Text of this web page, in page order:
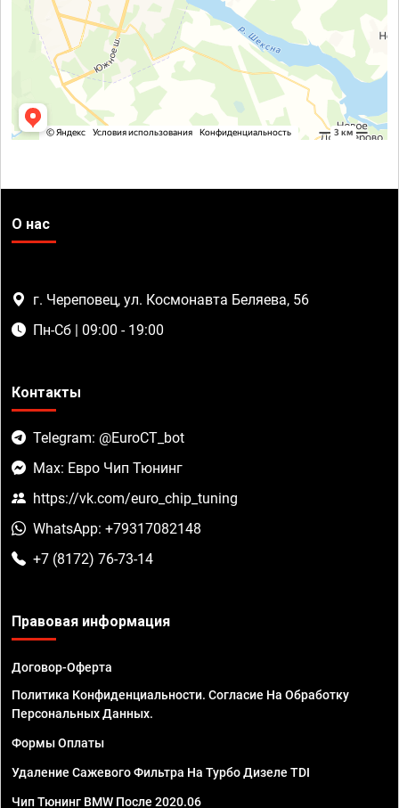
О нас
г. Череповец, ул. Космонавта Беляева, 56
Пн-Сб | 09:00 - 19:00
Контакты
Telegram: @EuroCT_bot
Max: Евро Чип Тюнинг
https://vk.com/euro_chip_tuning
WhatsApp: +79317082148
+7 (8172) 76-73-14
Правовая информация
Договор-Оферта
Политика Конфиденциальности. Согласие На Обработку
Персональных Данных.
Формы Оплаты
Удаление Сажевого Фильтра На Турбо Дизеле TDI
Чип Тюнинг BMW После 2020.06